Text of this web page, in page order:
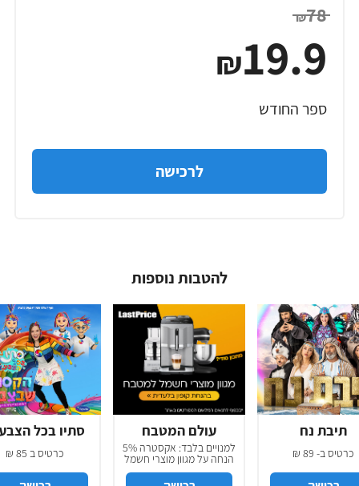
₪78
₪19.9
ספר החודש
לרכישה
להטבות נוספות
תיבת נח
כרטיס ב- 89 ₪
עולם המטבח
למנויים בלבד: אקסטרה 5%
הנחה על מגוון מוצרי חשמל
למטבח
סתיו בכל
כרטיס ב 85 ₪